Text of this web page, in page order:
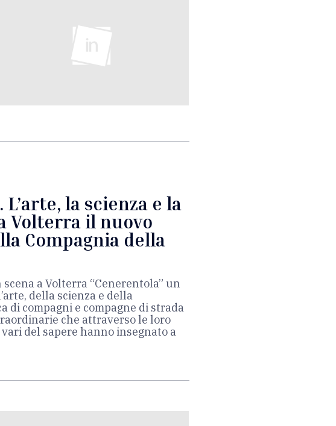
la scienza e la
Volterra il nuovo
Compagnia della
a Volterra “Cenerentola” un
della scienza e della
di compagni e compagne di strada
che attraverso le loro
del sapere hanno insegnato a